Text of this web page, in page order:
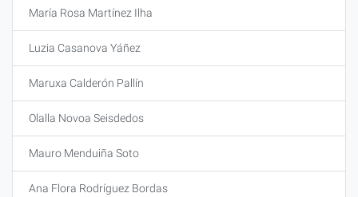
María Rosa Martínez Ilha
Luzia Casanova Yáñez
Maruxa Calderón Pallín
Olalla Novoa Seisdedos
Mauro Menduiña Soto
Ana Flora Rodríguez Bordas